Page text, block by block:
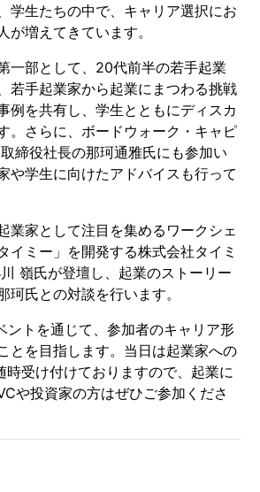
学生たちの中で、キャリア選択にお
が増えてきています。
一部として、20代前半の若手起業
若手起業家から起業にまつわる挑戦
例を共有し、学生とともにディスカ
。さらに、ボードウォーク・キャピ
締役社長の那珂通雅氏にも参加い
や学生に向けたアドバイスも行って
業家として注目を集めるワークシェ
イミー」を開発する株式会社タイミ
嶺氏が登壇し、起業のストーリー
珂氏との対談を行います。
トを通じて、参加者のキャリア形
とを目指します。当日は起業家への
受け付けておりますので、起業に
や投資家の方はぜひご参加くださ